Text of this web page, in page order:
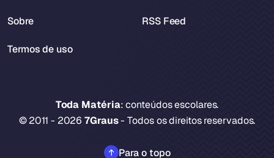
Toda Matéria: conteúdos escolares.
© 2011 - 20267Graus- Todos os direitos reservados.
Para o topo
Sobre
Termos de uso
RSS Feed